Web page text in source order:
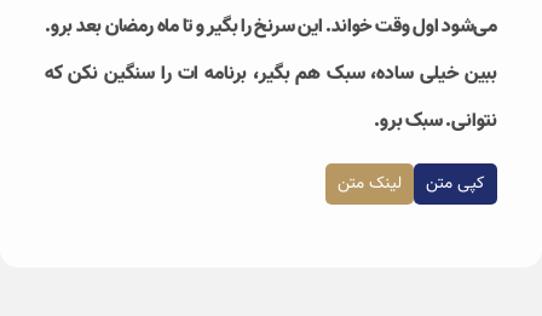
می‌شود اول وقت خواند. این سرنخ را بگیر و تا ماه رمضان بعد برو.
ببین خیلی ساده، سبک هم بگیر، برنامه ات را سنگین نکن که
نتوانی. سبک برو.
کپی متن لینک متن